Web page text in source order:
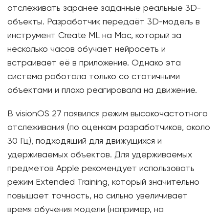
отслеживать заранее заданные реальные 3D-
объекты. Разработчик передаёт 3D-модель в
инструмент Create ML на Mac, который за
несколько часов обучает нейросеть и
встраивает её в приложение. Однако эта
система работала только со статичными
объектами и плохо реагировала на движение.
В visionOS 27 появился режим высокочастотного
отслеживания (по оценкам разработчиков, около
30 Гц), подходящий для движущихся и
удерживаемых объектов. Для удерживаемых
предметов Apple рекомендует использовать
режим Extended Training, который значительно
повышает точность, но сильно увеличивает
время обучения модели (например, на